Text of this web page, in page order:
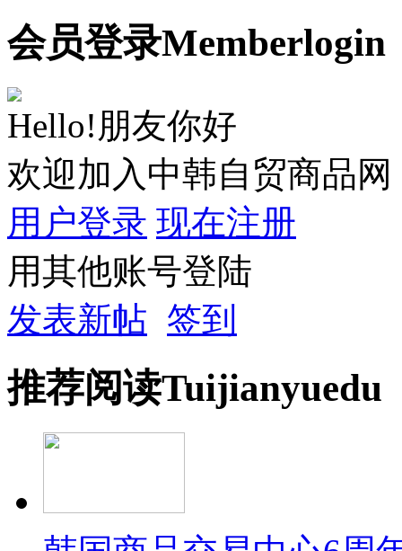
会员登录Memberlogin
Hello!朋友你好
欢迎加入中韩自贸商品网
用户登录 现在注册
用其他账号登陆
发表新帖 签到
推荐阅读Tuijianyuedu